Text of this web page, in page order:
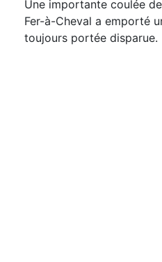
Une importante coulée
Fer-à-Cheval a emporté
toujours portée disparue.